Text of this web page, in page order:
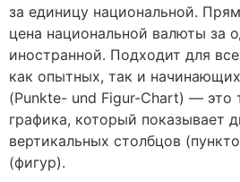
за единицу национальной.
цена национальной валюты за
иностранной. Подходит для
как опытных, так и
(Punkte- und Figur-Chart) — это
графика, который показывает
вертикальных столбцов
(фигур).